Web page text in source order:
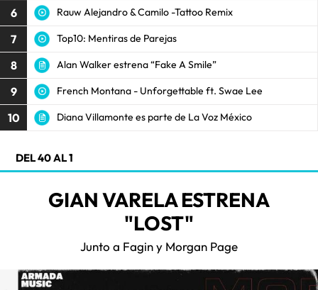
6 Rauw Alejandro & Camilo -Tattoo Remix
7 Top10: Mentiras de Parejas
8 Alan Walker estrena “Fake A Smile”
9 French Montana - Unforgettable ft. Swae Lee
10 Diana Villamonte es parte de La Voz México
DEL 40 AL 1
GIAN VARELA ESTRENA
"LOST"
Junto a Fagin y Morgan Page